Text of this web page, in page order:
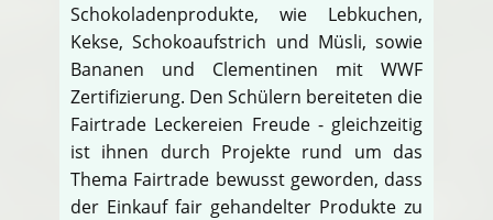
Schokoladenprodukte, wie Lebkuchen,
Kekse, Schokoaufstrich und Müsli, sowie
Bananen und Clementinen mit WWF
Zertifizierung. Den Schülern bereiteten die
Fairtrade Leckereien Freude - gleichzeitig
ist ihnen durch Projekte rund um das
Thema Fairtrade bewusst geworden, dass
der Einkauf fair gehandelter Produkte zu